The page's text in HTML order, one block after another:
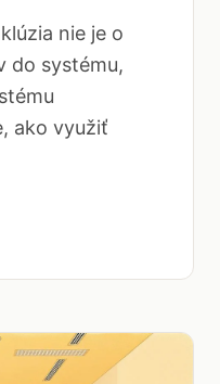
nie je o
do systému,
ako využiť